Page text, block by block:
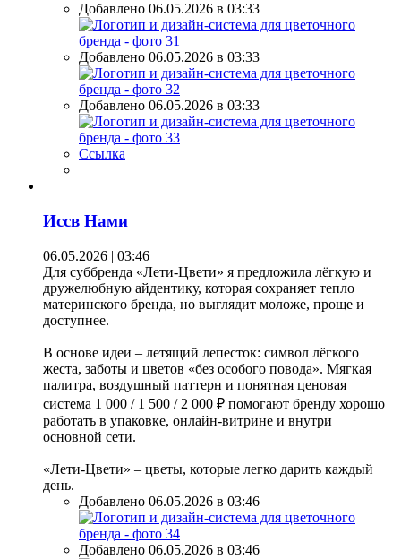
Добавлено 06.05.2026 в 03:33
Добавлено 06.05.2026 в 03:33
Добавлено 06.05.2026 в 03:33
Ссылка
Иссв Нами
06.05.2026 | 03:46
Для суббренда «Лети-Цвети» я предложила лёгкую и
дружелюбную айдентику, которая сохраняет тепло
материнского бренда, но выглядит моложе, проще и
доступнее.
В основе идеи – летящий лепесток: символ лёгкого
жеста, заботы и цветов «без особого повода». Мягкая
палитра, воздушный паттерн и понятная ценовая
система 1 000 / 1 500 / 2 000 ₽ помогают бренду хорошо
работать в упаковке, онлайн-витрине и внутри
основной сети.
«Лети-Цвети» – цветы, которые легко дарить каждый
день.
Добавлено 06.05.2026 в 03:46
Добавлено 06.05.2026 в 03:46